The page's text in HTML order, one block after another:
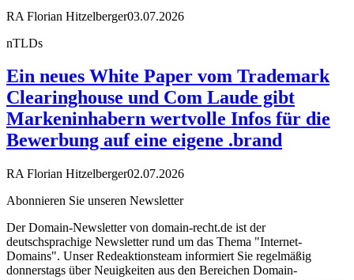
RA Florian Hitzelberger03.07.2026
nTLDs
Ein neues White Paper vom Trademark
Clearinghouse und Com Laude gibt
Markeninhabern wertvolle Infos für die
Bewerbung auf eine eigene .brand
RA Florian Hitzelberger02.07.2026
Abonnieren Sie unseren Newsletter
Der Domain-Newsletter von domain-recht.de ist der
deutschsprachige Newsletter rund um das Thema "Internet-
Domains". Unser Redeaktionsteam informiert Sie regelmäßig
donnerstags über Neuigkeiten aus den Bereichen Domain-